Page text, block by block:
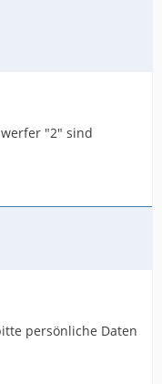
"2" sind
persönliche Daten